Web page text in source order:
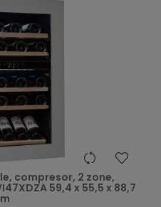
compresor, 2 zone,
59,4 x 55,5 x 88,7